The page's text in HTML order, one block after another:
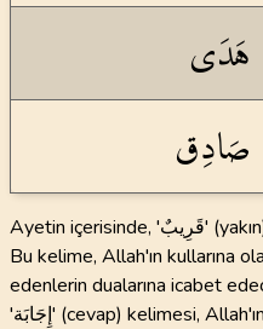
هَدَى
صَادِق
Ayetin içerisinde, 'قَرِيبٌ' (yakın) kelimesi dikkat çekmektedir.
Bu kelime, Allah'ın kullarına
edenlerin dualarına icabet
'إِجَابَة' (cevap) kelimesi, Allah'ın kullarının dualarına karşılık